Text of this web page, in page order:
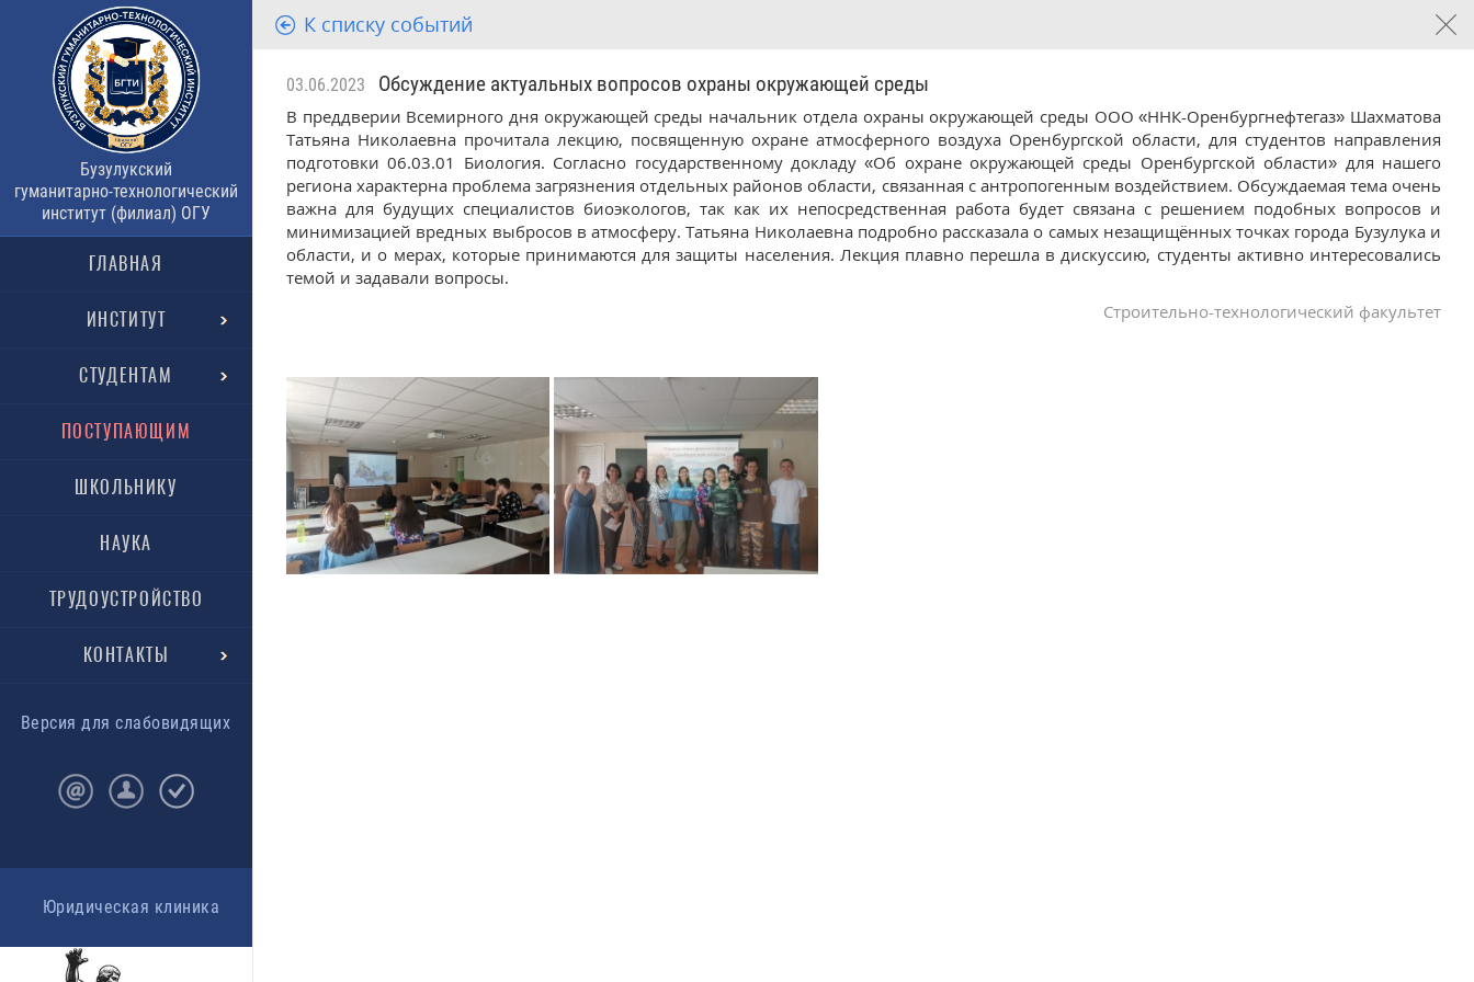
Бузулукский
гуманитарно-технологический
институт (филиал) ОГУ
ГЛАВНАЯ
ИНСТИТУТ
СТУДЕНТАМ
ПОСТУПАЮЩИМ
ШКОЛЬНИКУ
НАУКА
ТРУДОУСТРОЙСТВО
КОНТАКТЫ
Версия для слабовидящих
Юридическая клиника
К списку событий
03.06.2023 Обсуждение актуальных вопросов охраны окружающей среды
В преддверии Всемирного дня окружающей среды начальник отдела охраны окружающей среды ООО «ННК-Оренбургнефтегаз» Шахматова
Татьяна Николаевна прочитала лекцию, посвященную охране атмосферного воздуха Оренбургской области, для студентов направления
подготовки 06.03.01 Биология. Согласно государственному докладу «Об охране окружающей среды Оренбургской области» для нашего
региона характерна проблема загрязнения отдельных районов области, связанная с антропогенным воздействием. Обсуждаемая тема очень
важна для будущих специалистов биоэкологов, так как их непосредственная работа будет связана с решением подобных вопросов и
минимизацией вредных выбросов в атмосферу. Татьяна Николаевна подробно рассказала о самых незащищённых точках города Бузулука и
области, и о мерах, которые принимаются для защиты населения. Лекция плавно перешла в дискуссию, студенты активно интересовались
темой и задавали вопросы.
Строительно-технологический факультет